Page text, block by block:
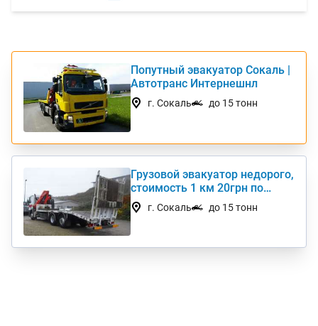
ТОП
Попутный эвакуатор Сокаль |
Автотранс Интернешнл
г. Сокаль до 15 тонн
Грузовой эвакуатор недорого,
стоимость 1 км 20грн по
Украине
г. Сокаль до 15 тонн